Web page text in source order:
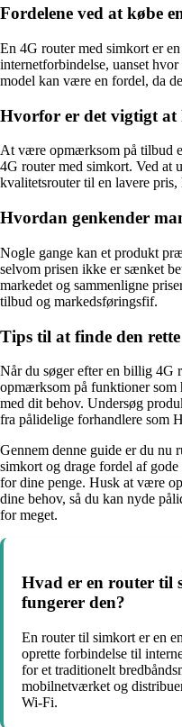
Fordelene ved at købe
En 4G router med simkort er
internetforbindelse, uanset
model kan være en fordel, da
Hvorfor er det vigtigt at
At være opmærksom på tilbud
4G router med simkort. Ved at
kvalitetsrouter til en lavere
Hvordan genkender
Nogle gange kan et produkt
selvom prisen ikke er sænket
markedet og sammenligne
tilbud og markedsføringsfif.
Tips til at finde den
Når du søger efter en billig 4G
opmærksom på funktioner
med dit behov. Undersøg
fra pålidelige forhandlere som
Gennem denne guide er du nu
simkort og drage fordel af
for dine penge. Husk at være
dine behov, så du kan nyde
for meget.
Hvad er en router til
fungerer den?
En router til simkort er en
oprette forbindelse til
for et traditionelt
mobilnetværket og
Wi-Fi.